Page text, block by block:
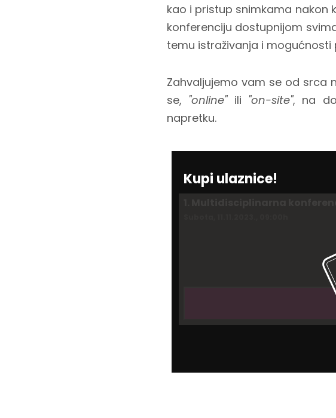
kao i pristup snimkama nakon
konferenciju dostupnijom
temu istraživanja i mogućnosti
Zahvaljujemo vam se od srca
se, "online"ili "on-site", na
napretku.